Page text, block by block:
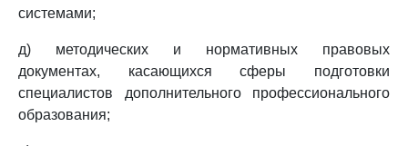
системами;
д) методических и нормативных правовых
документах, касающихся сферы подготовки
специалистов дополнительного профессионального
образования;